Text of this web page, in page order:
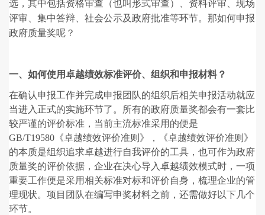
选，其中包括资格审查（也叫形式审查）、资料评审、现场
评审、集中答辩、社会公示及政府批准等环节。那如何申报
政府质量奖呢？
一、 如何使用卓越绩效标准评价、组织和申报材料？
在确认申报工作并完成申报团队的组织后相关申报活动就应
当进入正式的实施环节了。所有的政府质量奖都会有一套比
较严谨的评价标准，当前主流标准采用的便是
GB/T19580《卓越绩效评价准则》，《卓越绩效评价准则》
的本质是组织追求卓越进行自我评价的工具，也可作为政府
质量奖的评价依据，企业在决心导入卓越绩效模式时，一项
重要工作便是采用相关标准对标和评价自身，梳理企业的管
理现状。项目团队在编写申奖材料之前，还需做好以下几个
环节。